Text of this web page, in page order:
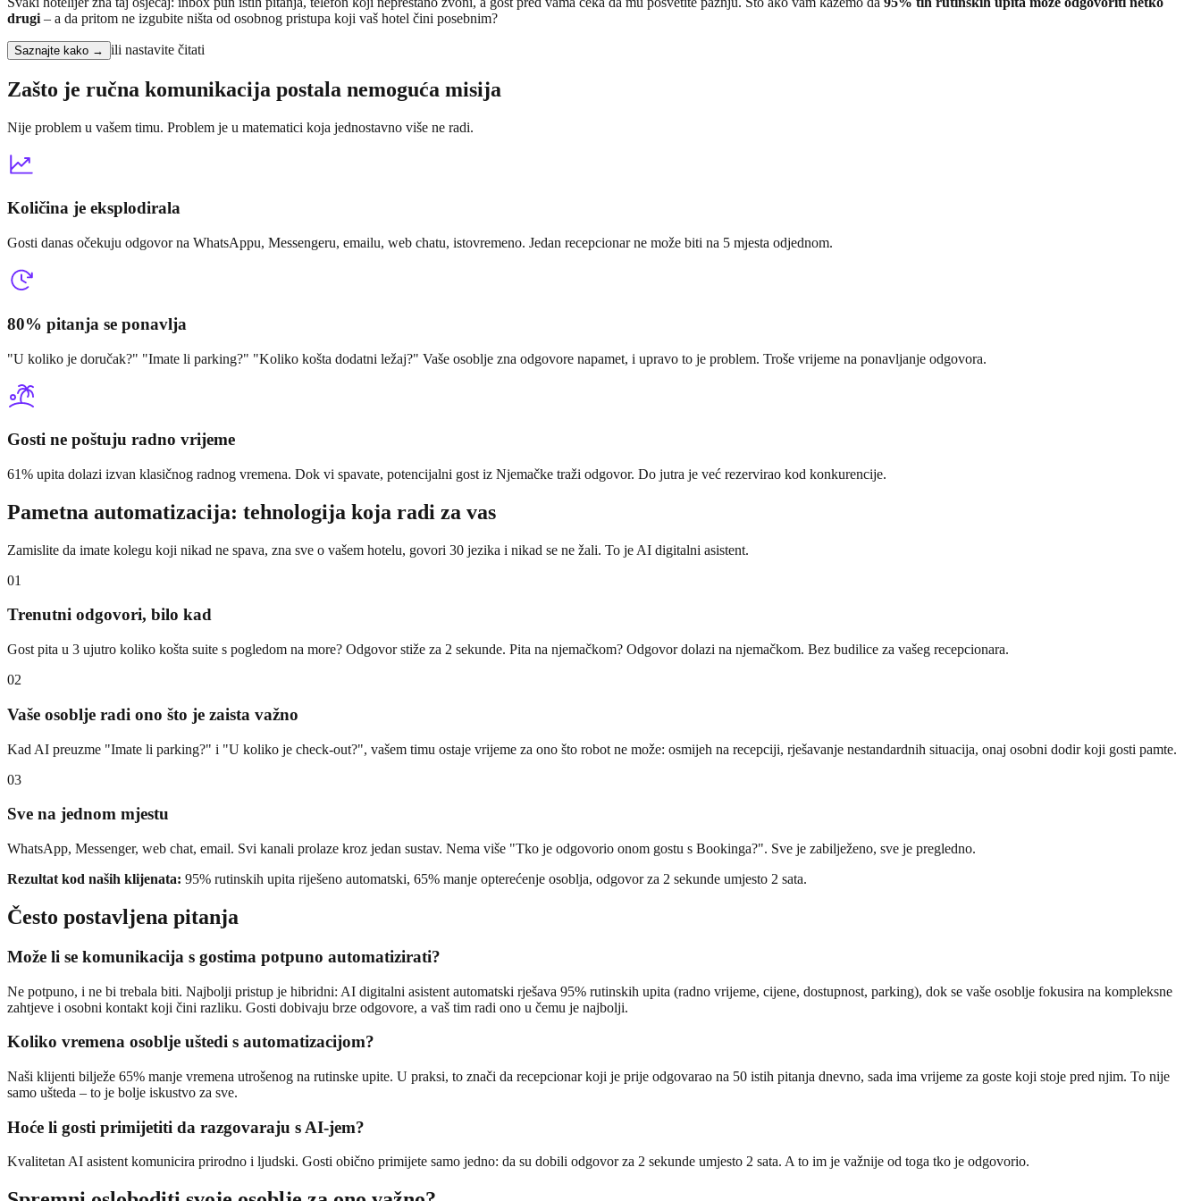
drugi – a da pritom ne izgubite ništa od osobnog pristupa koji vaš hotel čini posebnim?
Saznajte kako → ili nastavite čitati
Zašto je ručna komunikacija postala nemoguća misija
Nije problem u vašem timu. Problem je u matematici koja jednostavno više ne radi.
Količina je eksplodirala
Gosti danas očekuju odgovor na WhatsAppu, Messengeru, emailu, web chatu, istovremeno. Jedan recepcionar ne može biti na 5 mjesta odjednom.
80% pitanja se ponavlja
"U koliko je doručak?" "Imate li parking?" "Koliko košta dodatni ležaj?" Vaše osoblje zna odgovore napamet, i upravo to je problem. Troše vrijeme na ponavljanje odgovora.
Gosti ne poštuju radno vrijeme
61% upita dolazi izvan klasičnog radnog vremena. Dok vi spavate, potencijalni gost iz Njemačke traži odgovor. Do jutra je već rezervirao kod konkurencije.
Pametna automatizacija: tehnologija koja radi za vas
Zamislite da imate kolegu koji nikad ne spava, zna sve o vašem hotelu, govori 30 jezika i nikad se ne žali. To je AI digitalni asistent.
01
Trenutni odgovori, bilo kad
Gost pita u 3 ujutro koliko košta suite s pogledom na more? Odgovor stiže za 2 sekunde. Pita na njemačkom? Odgovor dolazi na njemačkom. Bez budilice za vašeg recepcionara.
02
Vaše osoblje radi ono što je zaista važno
Kad AI preuzme "Imate li parking?" i "U koliko je check-out?", vašem timu ostaje vrijeme za ono što robot ne može: osmijeh na recepciji, rješavanje nestandardnih situacija, onaj osobni dodir koji gosti pamte.
03
Sve na jednom mjestu
WhatsApp, Messenger, web chat, email. Svi kanali prolaze kroz jedan sustav. Nema više "Tko je odgovorio onom gostu s Bookinga?". Sve je zabilježeno, sve je pregledno.
Rezultat kod naših klijenata: 95% rutinskih upita riješeno automatski, 65% manje opterećenje osoblja, odgovor za 2 sekunde umjesto 2 sata.
Često postavljena pitanja
Može li se komunikacija s gostima potpuno automatizirati?
Ne potpuno, i ne bi trebala biti. Najbolji pristup je hibridni: AI digitalni asistent automatski rješava 95% rutinskih upita (radno vrijeme, cijene, dostupnost, parking), dok se vaše osoblje fokusira na kompleksne
zahtjeve i osobni kontakt koji čini razliku. Gosti dobivaju brze odgovore, a vaš tim radi ono u čemu je najbolji.
Koliko vremena osoblje uštedi s automatizacijom?
Naši klijenti bilježe 65% manje vremena utrošenog na rutinske upite. U praksi, to znači da recepcionar koji je prije odgovarao na 50 istih pitanja dnevno, sada ima vrijeme za goste koji stoje pred njim. To nije
samo ušteda – to je bolje iskustvo za sve.
Hoće li gosti primijetiti da razgovaraju s AI-jem?
Kvalitetan AI asistent komunicira prirodno i ljudski. Gosti obično primijete samo jedno: da su dobili odgovor za 2 sekunde umjesto 2 sata. A to im je važnije od toga tko je odgovorio.